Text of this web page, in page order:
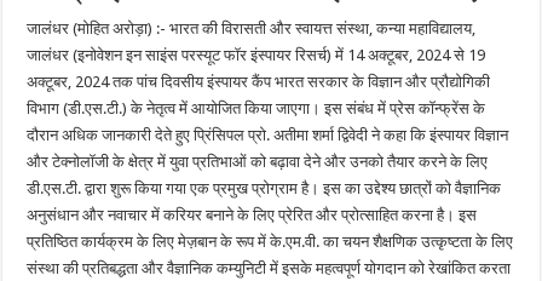
जालंधर (मोहित अरोड़ा) :- भारत की विरासती और स्वायत्त संस्था, कन्या महाविद्यालय,
जालंधर (इनोवेशन इन साइंस परस्यूट फॉर इंस्पायर रिसर्च) में 14 अक्टूबर, 2024 से 19
अक्टूबर, 2024 तक पांच दिवसीय इंस्पायर कैंप भारत सरकार के विज्ञान और प्रौद्योगिकी
विभाग (डी.एस.टी.) के नेतृत्व में आयोजित किया जाएगा। इस संबंध में प्रेस कॉन्फ्रेंस के
दौरान अधिक जानकारी देते हुए प्रिंसिपल प्रो. अतीमा शर्मा द्विवेदी ने कहा कि इंस्पायर विज्ञान
और टेक्नोलॉजी के क्षेत्र में युवा प्रतिभाओं को बढ़ावा देने और उनको तैयार करने के लिए
डी.एस.टी. द्वारा शुरू किया गया एक प्रमुख प्रोग्राम है। इस का उद्देश्य छात्रों को वैज्ञानिक
अनुसंधान और नवाचार में करियर बनाने के लिए प्रेरित और प्रोत्साहित करना है। इस
प्रतिष्ठित कार्यक्रम के लिए मेज़बान के रूप में के.एम.वी. का चयन शैक्षणिक उत्कृष्टता के लिए
संस्था की प्रतिबद्धता और वैज्ञानिक कम्युनिटी में इसके महत्वपूर्ण योगदान को रेखांकित करता